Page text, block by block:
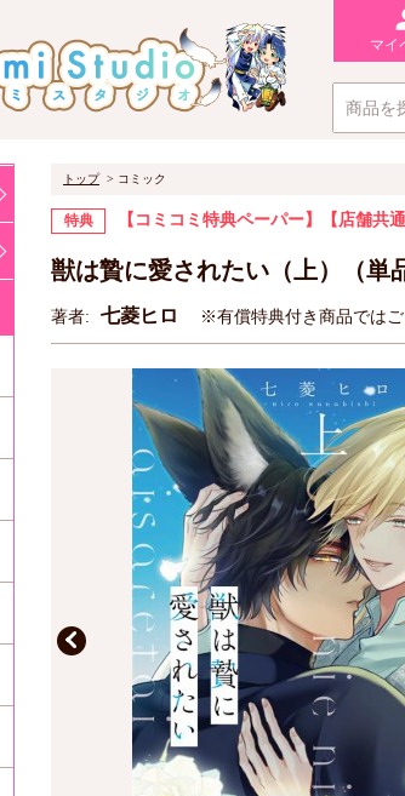
マイ
トップ コミック
特典 【コミコミ特典ペーパー】 【店舗共
獣は贄に愛されたい（上）（単
著者: 七菱ヒロ ※有償特典付き商品では